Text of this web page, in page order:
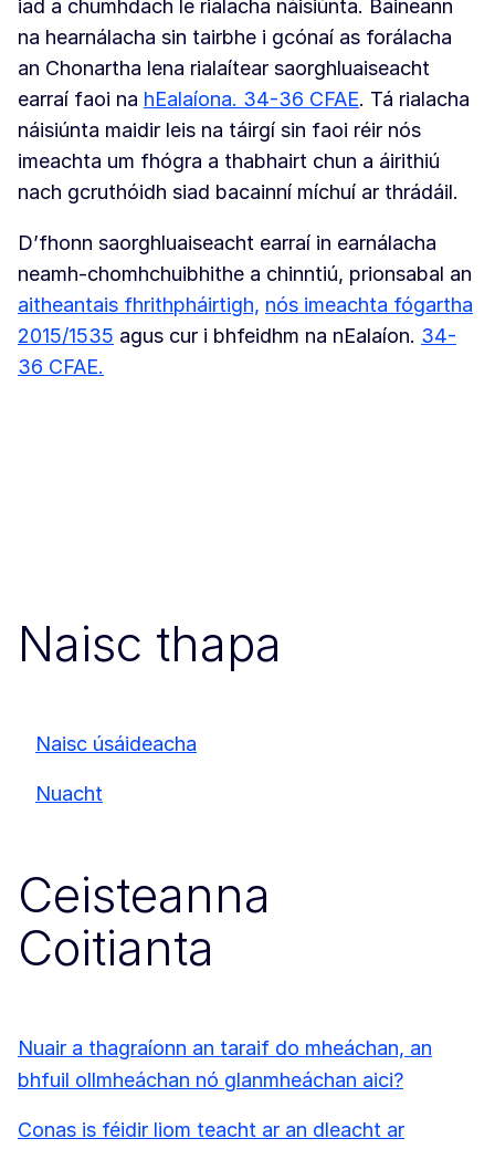
iad a chumhdach le rialacha náisiúnta. Baineann
na hearnálacha sin tairbhe i gcónaí as forálacha
an Chonartha lena rialaítear saorghluaiseacht
earraí faoi na hEalaíona. 34-36 CFAE. Tá rialacha
náisiúnta maidir leis na táirgí sin faoi réir nós
imeachta um fhógra a thabhairt chun a áirithiú
nach gcruthóidh siad bacainní míchuí ar thrádáil.
D’fhonn saorghluaiseacht earraí in earnálacha
neamh-chomhchuibhithe a chinntiú, prionsabal an
aitheantais fhrithpháirtigh, nós imeachta fógartha
2015/1535 agus cur i bhfeidhm na nEalaíon. 34-
36 CFAE.
Naisc thapa
Naisc úsáideacha
Nuacht
Ceisteanna
Coitianta
Nuair a thagraíonn an taraif do mheáchan, an
bhfuil ollmheáchan nó glanmheáchan aici?
Conas is féidir liom teacht ar an dleacht ar